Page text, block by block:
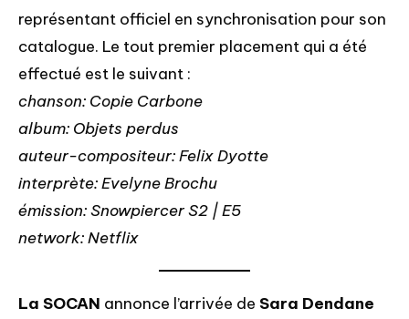
représentant officiel en synchronisation pour son
catalogue. Le tout premier placement qui a été
effectué est le suivant :
chanson: Copie Carbone
album: Objets perdus
auteur-compositeur: Felix Dyotte
interprète: Evelyne Brochu
émission: Snowpiercer S2 | E5
network: Netflix
La SOCAN annonce l’arrivée de Sara Dendane